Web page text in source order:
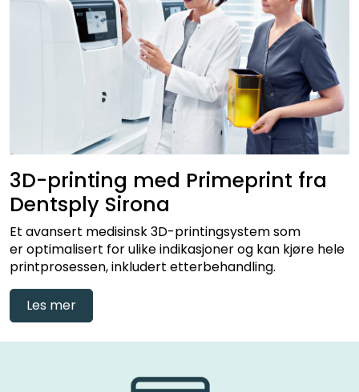
3D-printing med Primeprint fra
Dentsply Sirona
Et avansert medisinsk 3D-printingsystem som
er optimalisert for ulike indikasjoner og kan kjøre hele
printprosessen, inkludert etterbehandling.
Les mer